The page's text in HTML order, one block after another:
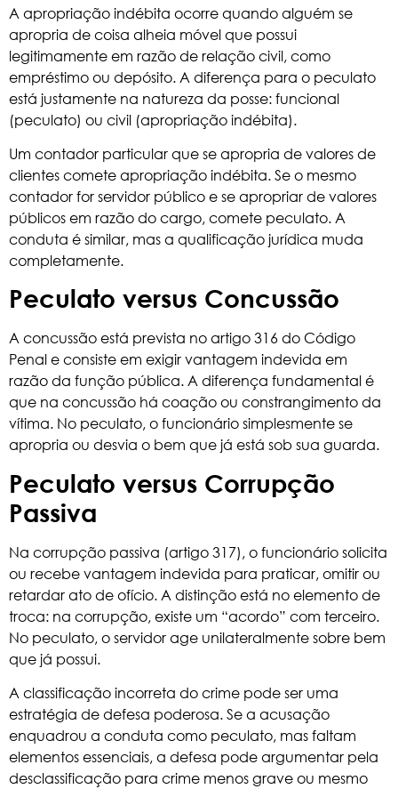
A apropriação indébita ocorre quando alguém se
apropria de coisa alheia móvel que possui
legitimamente em razão de relação civil, como
empréstimo ou depósito. A diferença para o peculato
está justamente na natureza da posse: funcional
(peculato) ou civil (apropriação indébita).
Um contador particular que se apropria de valores de
clientes comete apropriação indébita. Se o mesmo
contador for servidor público e se apropriar de valores
públicos em razão do cargo, comete peculato. A
conduta é similar, mas a qualificação jurídica muda
completamente.
Peculato versus Concussão
A concussão está prevista no artigo 316 do Código
Penal e consiste em exigir vantagem indevida em
razão da função pública. A diferença fundamental é
que na concussão há coação ou constrangimento da
vítima. No peculato, o funcionário simplesmente se
apropria ou desvia o bem que já está sob sua guarda.
Peculato versus Corrupção
Passiva
Na corrupção passiva (artigo 317), o funcionário solicita
ou recebe vantagem indevida para praticar, omitir ou
retardar ato de ofício. A distinção está no elemento de
troca: na corrupção, existe um “acordo” com terceiro.
No peculato, o servidor age unilateralmente sobre bem
que já possui.
A classificação incorreta do crime pode ser uma
estratégia de defesa poderosa. Se a acusação
enquadrou a conduta como peculato, mas faltam
elementos essenciais, a defesa pode argumentar pela
desclassificação para crime menos grave ou mesmo